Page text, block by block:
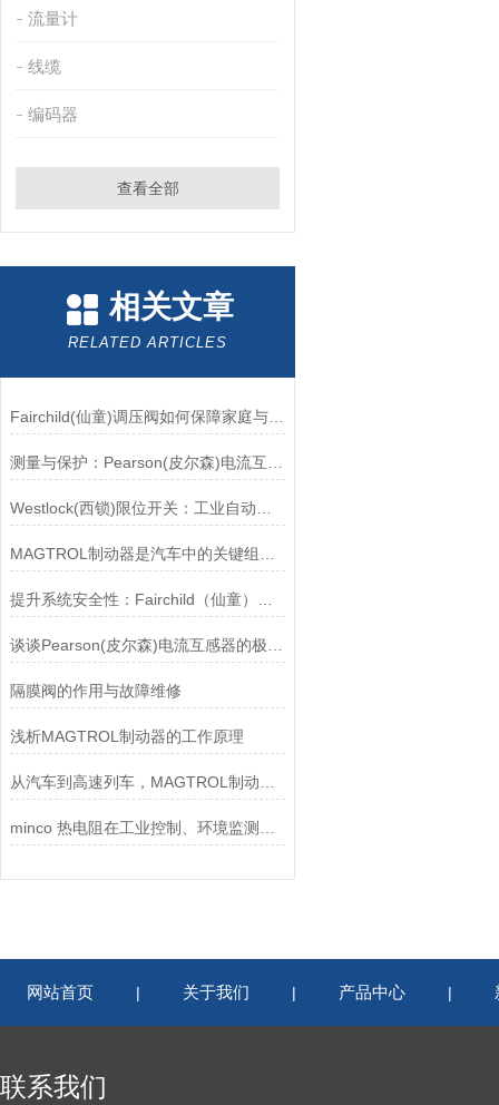
流量计
线缆
编码器
查看全部
相关文章
RELATED ARTICLES
Fairchild(仙童)调压阀如何保障家庭与工业安全？
隔膜阀的作用与故障维修
浅析MAGTROL制动器的工作原理
网站首页 | 关于我们 | 产品中心 |
联系我们